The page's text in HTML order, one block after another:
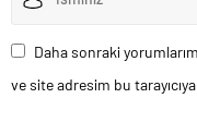
Daha sonraki
ve site adresim bu